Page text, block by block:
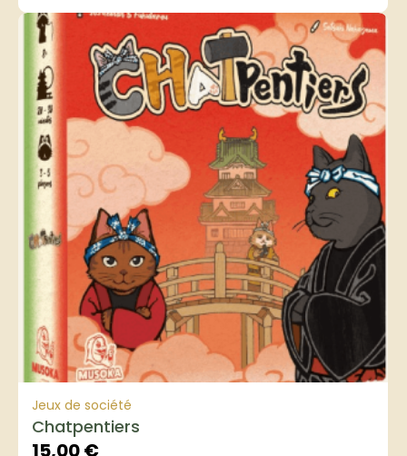
Jeux de société
Chatpentiers
15,00€